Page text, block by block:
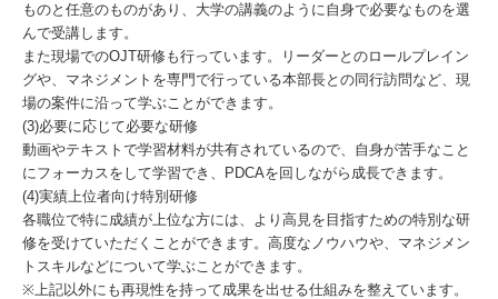
ものと任意のものがあり、大学の講義のように自身で必要なものを選
んで受講します。
また現場でのOJT研修も行っています。リーダーとのロールプレイン
グや、マネジメントを専門で行っている本部長との同行訪問など、現
場の案件に沿って学ぶことができます。
(3)必要に応じて必要な研修
動画やテキストで学習材料が共有されているので、自身が苦手なこと
にフォーカスをして学習でき、PDCAを回しながら成長できます。
(4)実績上位者向け特別研修
各職位で特に成績が上位な方には、より高見を目指すための特別な研
修を受けていただくことができます。高度なノウハウや、マネジメン
トスキルなどについて学ぶことができます。
※上記以外にも再現性を持って成果を出せる仕組みを整えています。